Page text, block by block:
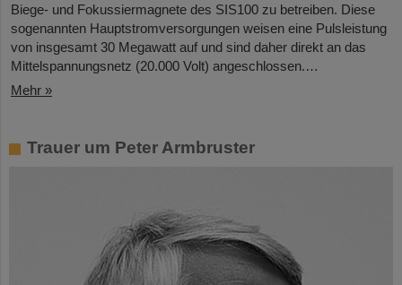
Biege- und Fokussiermagnete des SIS100 zu betreiben. Diese
sogenannten Hauptstromversorgungen weisen eine Pulsleistung
von insgesamt 30 Megawatt auf und sind daher direkt an das
Mittelspannungsnetz (20.000 Volt) angeschlossen.…
Mehr »
Trauer um Peter Armbruster